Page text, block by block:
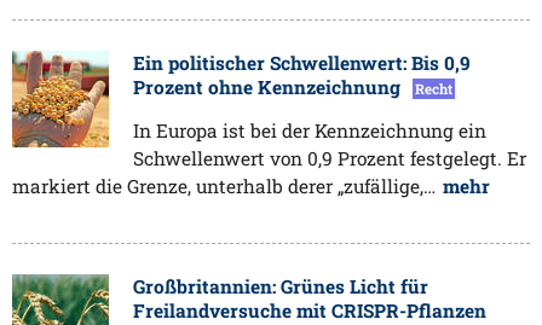
Ein politischer Schwellenwert: Bis 0,9
Prozent ohne Kennzeichnung
Recht
In Europa ist bei der Kennzeichnung ein
Schwellenwert von 0,9 Prozent festgelegt. Er
markiert die Grenze, unterhalb derer „zufällige,… mehr
Großbritannien: Grünes Licht für
Freilandversuche mit CRISPR-Pflanzen